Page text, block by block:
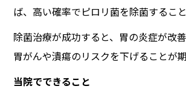
ば、高い確率でピロリ菌を除菌すること
除菌治療が成功すると、胃の炎症が改
胃がんや潰瘍のリスクを下げることが期
当院でできること